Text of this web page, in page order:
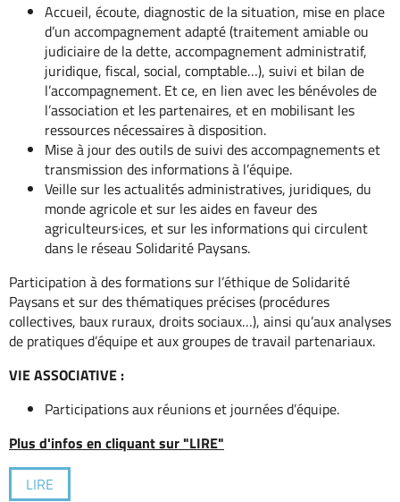
Accueil, écoute, diagnostic de la situation, mise en place
d’un accompagnement adapté (traitement amiable ou
judiciaire de la dette, accompagnement administratif,
juridique, fiscal, social, comptable…), suivi et bilan de
l’accompagnement. Et ce, en lien avec les bénévoles de
l’association et les partenaires, et en mobilisant les
ressources nécessaires à disposition.
Mise à jour des outils de suivi des accompagnements et
transmission des informations à l’équipe.
Veille sur les actualités administratives, juridiques, du
monde agricole et sur les aides en faveur des
agriculteurs·ices, et sur les informations qui circulent
dans le réseau Solidarité Paysans.
Participation à des formations sur l’éthique de Solidarité
Paysans et sur des thématiques précises (procédures
collectives, baux ruraux, droits sociaux…), ainsi qu’aux analyses
de pratiques d’équipe et aux groupes de travail partenariaux.
VIE ASSOCIATIVE :
Participations aux réunions et journées d’équipe.
Plus d'infos en cliquant sur "LIRE"
LIRE